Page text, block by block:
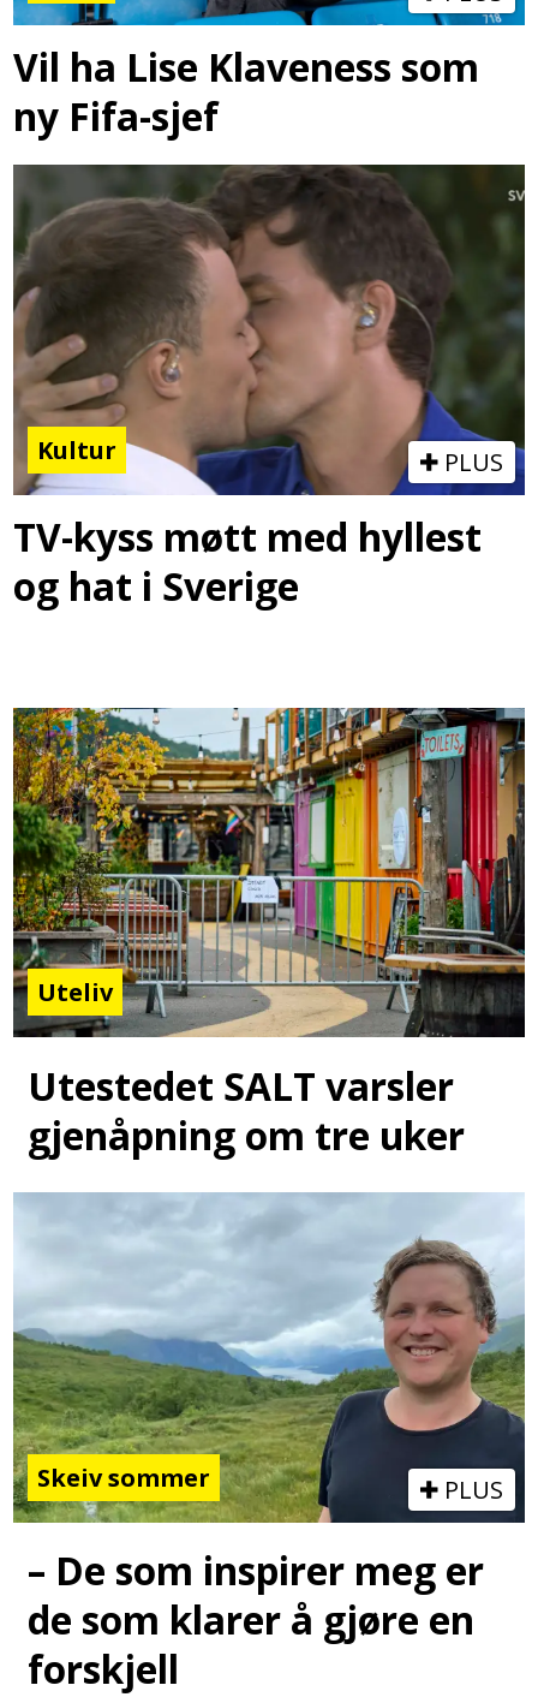
Vil ha Lise Klaveness som
ny Fifa-sjef
Kultur PLUS
TV-kyss møtt med hyllest
og hat i Sverige
Uteliv
Utestedet SALT varsler
gjenåpning om tre uker
Skeiv sommer PLUS
– De som inspirer meg er
de som klarer å gjøre en
forskjell